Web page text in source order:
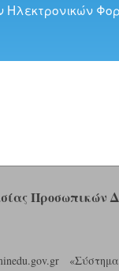
Ηλεκτρονικών
Προσωπικών